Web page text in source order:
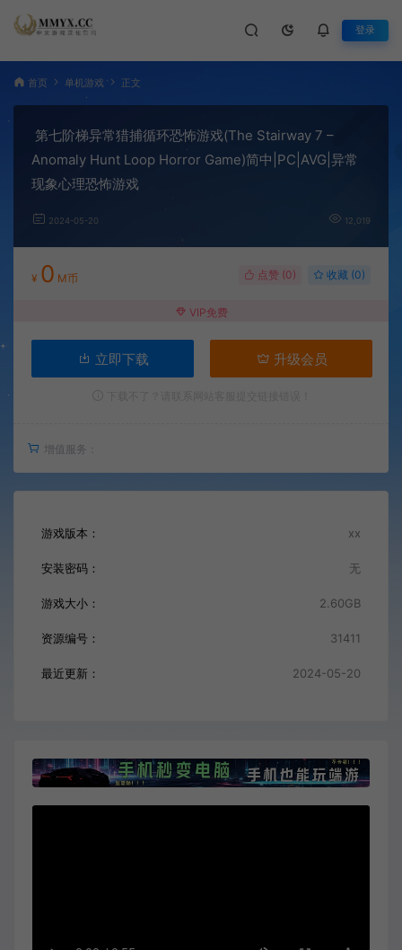
登录
首页 单机游戏 正文
第七阶梯异常猎捕循环恐怖游戏(The Stairway 7 –
Anomaly Hunt Loop Horror Game)简中|PC|AVG|异常
现象心理恐怖游戏
2024-05-20 12,019
¥ 0 M币 点赞 (0) 收藏 (0)
VIP免费
立即下载 升级会员
增值服务：
游戏版本： xx
安装密码： 无
游戏大小： 2.60GB
资源编号： 31411
最近更新： 2024-05-20